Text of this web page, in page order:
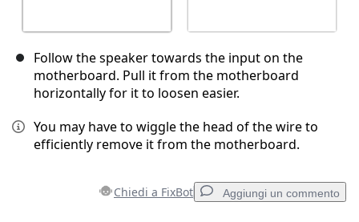
Follow the speaker towards the input on the
motherboard. Pull it from the motherboard
horizontally for it to loosen easier.
You may have to wiggle the head of the wire to
efficiently remove it from the motherboard.
Chiedi a FixBot Aggiungi un commento